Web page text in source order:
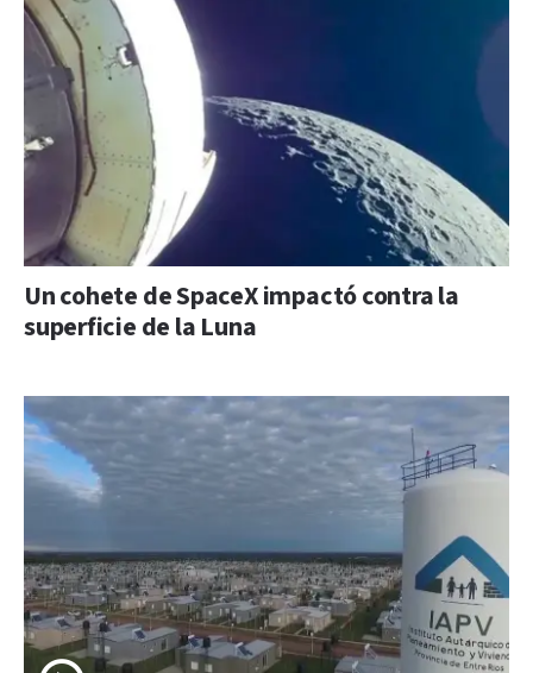
Un cohete de SpaceX impactó contra la
superficie de la Luna